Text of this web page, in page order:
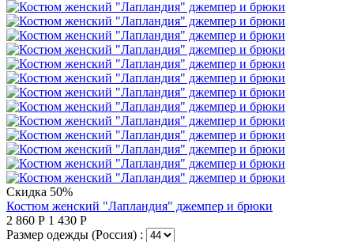
Скидка 50%
Костюм женский "Лапландия" джемпер и брюки
2 860 Р 1 430 Р
Размер одежды (Россия) :